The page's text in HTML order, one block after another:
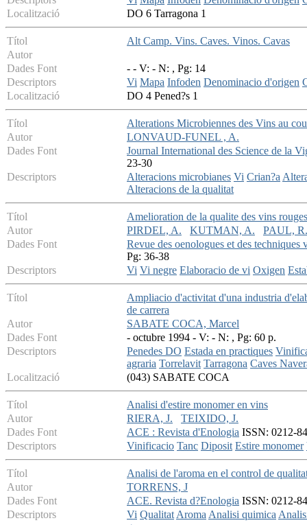
Localització
DO 6 Tarragona 1
Títol
Alt Camp. Vins. Caves. Vinos. Cavas
Autor
Dades Font
- - V: - N: , Pg: 14
Descriptors
Vi Mapa Infoden Denominacio d'origen
Localització
DO 4 Pened?s 1
Títol
Alterations Microbiennes des Vins au
Autor
LONVAUD-FUNEL , A.
Dades Font
Journal International des Science de la
23-30
Descriptors
Alteracions microbianes Vi Crian?a
Alteracions de la qualitat
Títol
Amelioration de la qualite des vins
Autor
PIRDEL, A. KUTMAN, A.
PAUL, R.
Dades Font
Revue des oenologues et des
Pg: 36-38
Descriptors
Vi Vi negre Elaboracio de vi Oxigen
Títol
Ampliacio d'activitat d'una industria
de carrera
Autor
SABATE COCA, Marcel
Dades Font
- octubre 1994 - V: - N: , Pg: 60 p.
Descriptors
Penedes DO Estada en practiques
agraria Torrelavit Tarragona Caves
Localització
(043) SABATE COCA
Títol
Analisi d'estire monomer en vins
Autor
RIERA, J.
TEIXIDO, J.
Dades Font
ACE : Revista d'Enologia ISSN: 0212-
Descriptors
Vinificacio Tanc Diposit Estire monomer
Títol
Analisi de l'aroma en el control de
Autor
TORRENS, J
Dades Font
ACE. Revista d?Enologia ISSN: 0212-
Descriptors
Vi QualitatAromaAnalisi quimica